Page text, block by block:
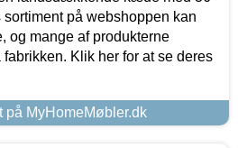
sortiment på webshoppen kan
og mange af produkterne
fabrikken. Klik her for at se deres
på MyHomeMøbler.dk